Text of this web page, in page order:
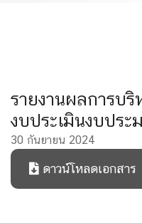
รายงานผลการบ
งบประเมินงบปร
30 กันยายน 2024
ดาวน์โหลดเอกสาร